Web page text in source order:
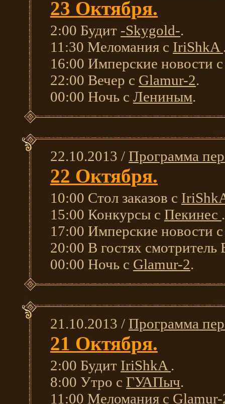
23 Октября.
2:00 Будит -Skygold-.
11:30 Меломания с IriShkA
16:00 Имперские новости
22:00 Вечер с Glamur-2.
00:00 Ночь с Лениным.
22.10.2013 / Программа
22 Октября.
10:00 Стол заказов с
15:00 Конкурсы с Пекинес .
17:00 Имперские новости
20:00 В гостях
00:00 Ночь с Glamur-2.
21.10.2013 / Программа
21 Октября.
2:00 Будит IriShkA .
8:00 Утро с ГУАПыч.
11:00 Меломания с